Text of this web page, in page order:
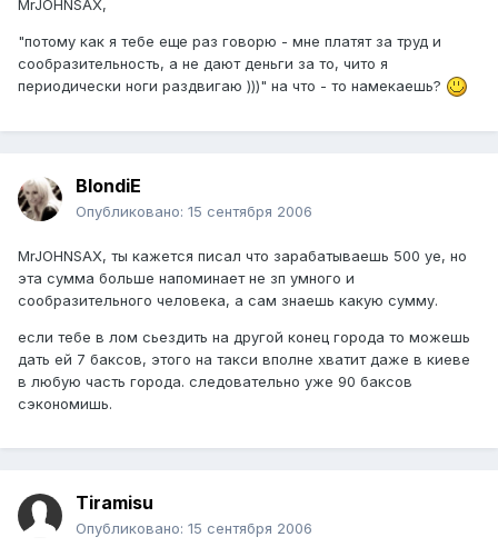
MrJOHNSAX,
"потому как я тебе еще раз говорю - мне платят за труд и
сообразительность, а не дают деньги за то, чито я
периодически ноги раздвигаю )))" на что - то намекаешь?
BlondiE
Опубликовано: 15 сентября 2006
MrJOHNSAX, ты кажется писал что зарабатываешь 500 уе, но
эта сумма больше напоминает не зп умного и
сообразительного человека, а сам знаешь какую сумму.
если тебе в лом сьездить на другой конец города то можешь
дать ей 7 баксов, этого на такси вполне хватит даже в киеве
в любую часть города. следовательно уже 90 баксов
сэкономишь.
Tiramisu
Опубликовано: 15 сентября 2006